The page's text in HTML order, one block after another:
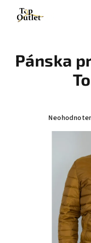
obsah
Pánska
Priemerné
hviezdičiek.